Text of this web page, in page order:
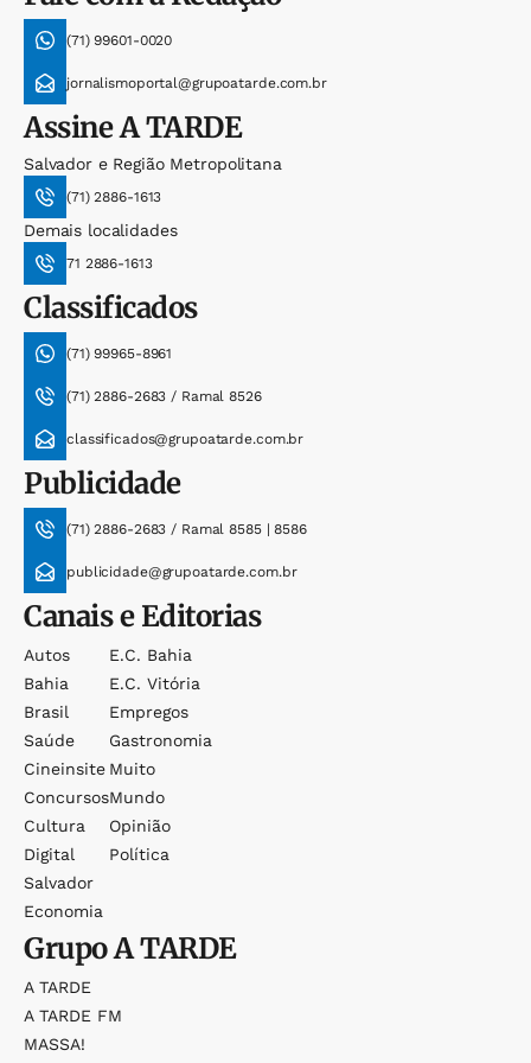
(71) 99601-0020
jornalismoportal@grupoatarde.com.br
AssineA TARDE
Salvador e Região Metropolitana
(71) 2886-1613
Demais localidades
71 2886-1613
Classificados
(71) 99965-8961
(71) 2886-2683 / Ramal 8526
classificados@grupoatarde.com.br
Publicidade
(71) 2886-2683 / Ramal 8585 | 8586
publicidade@grupoatarde.com.br
Canais e Editorias
Autos
Bahia
Brasil
Saúde
Cineinsite
Concursos
Cultura
Digital
Salvador
Economia
E.c. Bahia
E.c. Vitória
Empregos
Gastronomia
Muito
Mundo
Opinião
Política
GrupoA TARDE
A TARDE
A TARDE FM
MASSA!